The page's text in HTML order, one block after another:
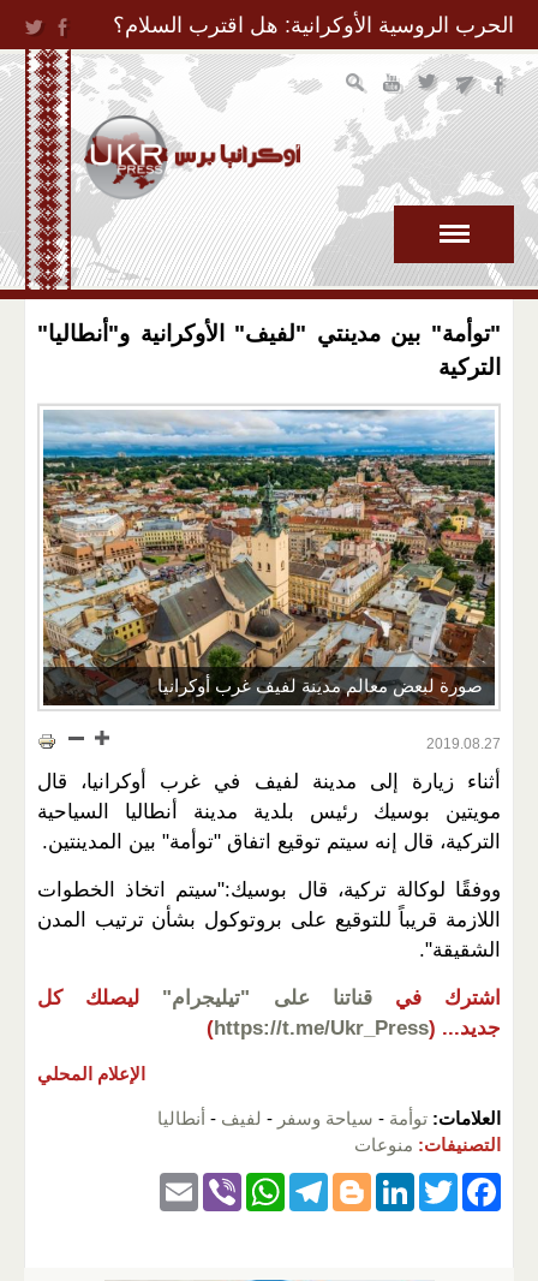
Jump to Navigation
الحرب الروسية الأوكرانية: هل اقترب السلام؟
"توأمة" بين مدينتي "لفيف" الأوكرانية و"أنطاليا"
التركية
صورة لبعض معالم مدينة لفيف غرب أوكرانيا
2019.08.27
أثناء زيارة إلى مدينة لفيف في غرب أوكرانيا، قال
مويتين بوسيك رئيس بلدية مدينة أنطاليا السياحية
التركية، قال إنه سيتم توقيع اتفاق "توأمة" بين المدينتين.
ووفقًا لوكالة تركية، قال بوسيك:"سيتم اتخاذ الخطوات
اللازمة قريباً للتوقيع على بروتوكول بشأن ترتيب المدن
الشقيقة".
اشترك في قناتنا على "تيليجرام"
ليصلك كل
جديد... (
https://t.me/Ukr_Press
)
الإعلام المحلي
العلامات: توأمة - سياحة وسفر - لفيف - أنطاليا
التصنيفات: منوعات
F
T
Li
Bl
T
W
Vi